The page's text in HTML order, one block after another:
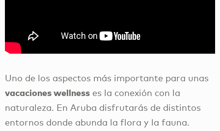
Uno de los aspectos más importante para unas
vacaciones wellness es la conexión con la
naturaleza. En Aruba disfrutarás de distintos
entornos donde abunda la flora y la fauna.